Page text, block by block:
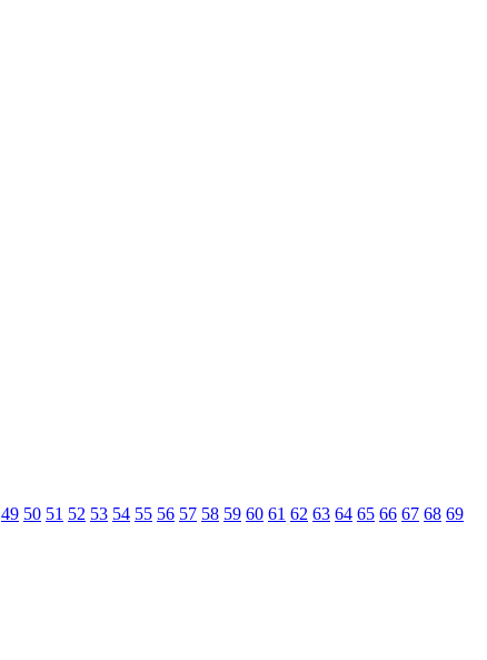
49 50 51 52 53 54 55 56 57 58 59 60 61 62 63 64 65 66 67 68 69